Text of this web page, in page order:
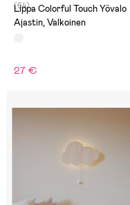
(64)
Lippa Colorful Touch Yövalo
Ajastin, Valkoinen
27 €